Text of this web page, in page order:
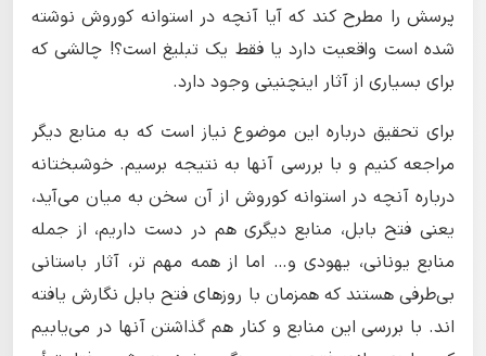
پرسش را مطرح کند که آیا آنچه در استوانه کوروش نوشته
شده است واقعیت دارد یا فقط یک تبلیغ است؟! چالشی که
برای بسیاری از آثار اینچنینی وجود دارد.
برای تحقیق درباره این موضوع نیاز است که به منابع دیگر
مراجعه کنیم و با بررسی آنها به نتیجه برسیم. خوشبختانه
درباره آنچه در استوانه کوروش از آن سخن به میان می‌آید،
یعنی فتح بابل، منابع دیگری هم در دست داریم، از جمله
منابع یونانی، یهودی و… اما از همه مهم تر، آثار باستانی
بی‌طرفی هستند که همزمان با روزهای فتح بابل نگارش یافته
اند. با بررسی این منابع و کنار هم گذاشتن آنها در می‌یابیم